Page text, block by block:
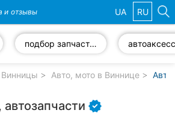
и отзывы UA RU
подбор запчастей по VIN-коду
Авто, мото в Виннице